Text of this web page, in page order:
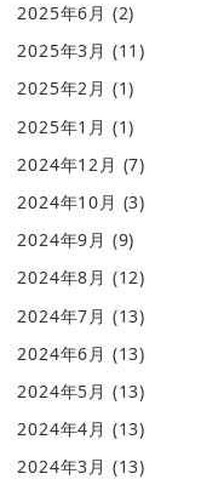
2025年6月 (2)
2025年3月 (11)
2025年2月 (1)
2025年1月 (1)
2024年12月 (7)
2024年10月 (3)
2024年9月 (9)
2024年8月 (12)
2024年7月 (13)
2024年6月 (13)
2024年5月 (13)
2024年4月 (13)
2024年3月 (13)